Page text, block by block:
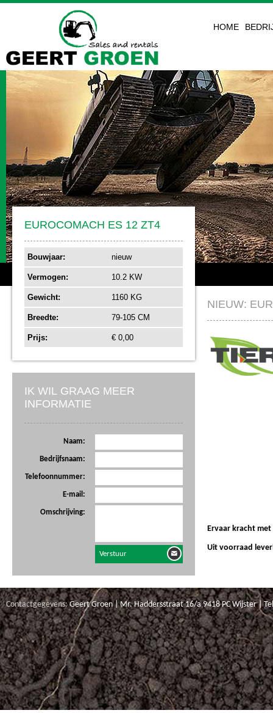
HOME
NIEUW:
Ervaar kracht
Uit voorraad
EUROCOMACH ES 12 ZT4
Bouwjaar: nieuw
Vermogen: 10.2 KW
Gewicht: 1160 KG
Breedte: 79-105 CM
Prijs: € 0,00
IK WIL GRAAG MEER
INFORMATIE
Naam:
Bedrijfsnaam:
Telefoonnummer:
E-mail:
Omschrijving:
Contactgegevens:Geert Groen | Mr. Haddersstraat 16/a 9418 PC Wijster |